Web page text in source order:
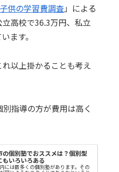
供の学習費調査」による
高校で36.3万円、私立
ます。
以上掛かることも考え
指導の方が費用は高く
の個別塾でおススメは？個別型
もいろいろある
には数多くの個別塾があります。その